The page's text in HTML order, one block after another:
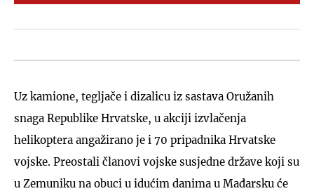
Uz kamione, tegljače i dizalicu iz sastava Oružanih
snaga Republike Hrvatske, u akciji izvlačenja
helikoptera angažirano je i 70 pripadnika Hrvatske
vojske. Preostali članovi vojske susjedne države koji su
u Zemuniku na obuci u idućim danima u Mađarsku će